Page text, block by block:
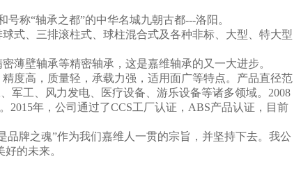
称“轴承之都”的中华名城九朝古都---洛阳。
式、三排滚柱式、球柱混合式及各种非标、大型、特大型
壁轴承等精密轴承，这是嘉维轴承的又一大进步。
度高，质量轻，承载力强，适用面广等特点。产品直径范
军工、风力发电、医疗设备、游乐设备等诸多领域。2008
2015年，公司通过了CCS工厂认证，ABS产品认证，目前
牌之魂”作为我们嘉维人一贯的宗旨，并坚持下去。我公
的未来。